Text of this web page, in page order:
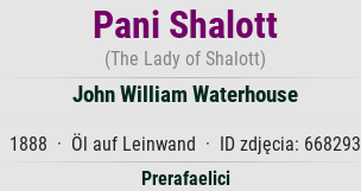
Pani Shalott
(The Lady of Shalott)
John William Waterhouse
1888 · Öl auf Leinwand · ID zdjęcia: 668293
Prerafaelici